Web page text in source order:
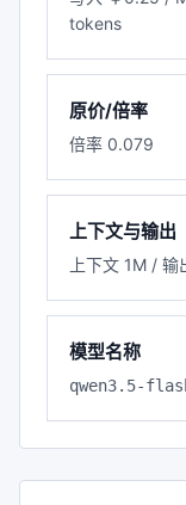
tokens
原价/倍率
倍率 0.079
上下文与输出
上下文 1M /
模型名称
qwen3.5-